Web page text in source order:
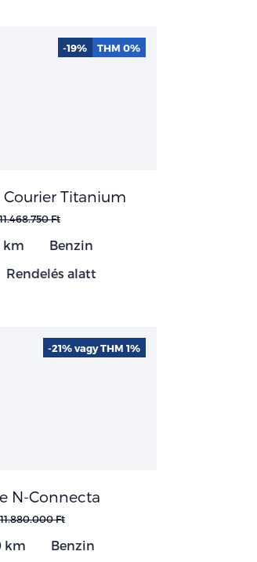
Courier Titanium
Ft
km
Benzin
Rendelés alatt
-19% THM 0%
N-Connecta
11.880.000 Ft
km
Benzin
-21% vagy THM 1%